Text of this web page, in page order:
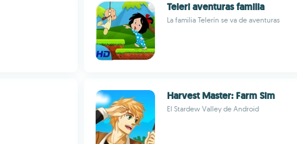
Teleri aventuras familia
La familia Telerín se va de aventuras
Harvest Master: Farm Sim
El Stardew Valley de Android